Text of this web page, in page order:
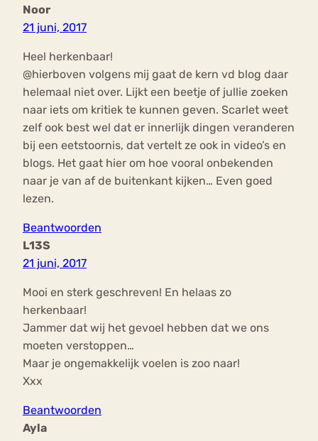
Noor
21 juni, 2017
Heel herkenbaar!
@hierboven volgens mij gaat de kern vd blog daar
helemaal niet over. Lijkt een beetje of jullie zoeken
naar iets om kritiek te kunnen geven. Scarlet weet
zelf ook best wel dat er innerlijk dingen veranderen
bij een eetstoornis, dat vertelt ze ook in video’s en
blogs. Het gaat hier om hoe vooral onbekenden
naar je van af de buitenkant kijken… Even goed
lezen.
Beantwoorden
L13S
21 juni, 2017
Mooi en sterk geschreven! En helaas zo
herkenbaar!
Jammer dat wij het gevoel hebben dat we ons
moeten verstoppen…
Maar je ongemakkelijk voelen is zoo naar!
Xxx
Beantwoorden
Ayla